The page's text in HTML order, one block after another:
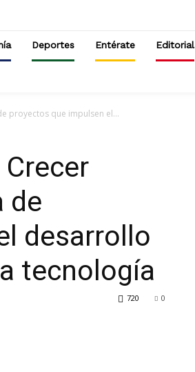
Deportes Entérate Editorial
proyectos que impulsen el...
de
desarrollo
tecnología
0
720